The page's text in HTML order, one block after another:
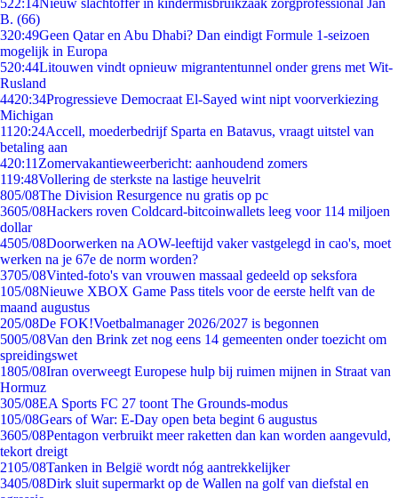
522:14Nieuw slachtoffer in kindermisbruikzaak zorgprofessional Jan
B. (66)
320:49Geen Qatar en Abu Dhabi? Dan eindigt Formule 1-seizoen
mogelijk in Europa
520:44Litouwen vindt opnieuw migrantentunnel onder grens met Wit-
Rusland
4420:34Progressieve Democraat El-Sayed wint nipt voorverkiezing
Michigan
11 20:24Accell, moederbedrijf Sparta en Batavus, vraagt uitstel van
betaling aan
420:11 Zomervakantieweerbericht: aanhoudend zomers
119:48Vollering de sterkste na lastige heuvelrit
805/08The Division Resurgence nu gratis op pc
3605/08Hackers roven Coldcard-bitcoinwallets leeg voor 114 miljoen
dollar
4505/08Doorwerken na AOW-leeftijd vaker vastgelegd in cao's, moet
werken na je 67e de norm worden?
3705/08Vinted-foto's van vrouwen massaal gedeeld op seksfora
105/08Nieuwe XBOX Game Pass titels voor de eerste helft van de
maand augustus
205/08De FOK!Voetbalmanager 2026/2027 is begonnen
5005/08Van den Brink zet nog eens 14 gemeenten onder toezicht om
spreidingswet
1805/08Iran overweegt Europese hulp bij ruimen mijnen in Straat van
Hormuz
305/08EA Sports FC 27 toont The Grounds-modus
105/08Gears of War: E-Day open beta begint 6 augustus
3605/08Pentagon verbruikt meer raketten dan kan worden aangevuld,
tekort dreigt
2105/08Tanken in België wordt nóg aantrekkelijker
3405/08Dirk sluit supermarkt op de Wallen na golf van diefstal en